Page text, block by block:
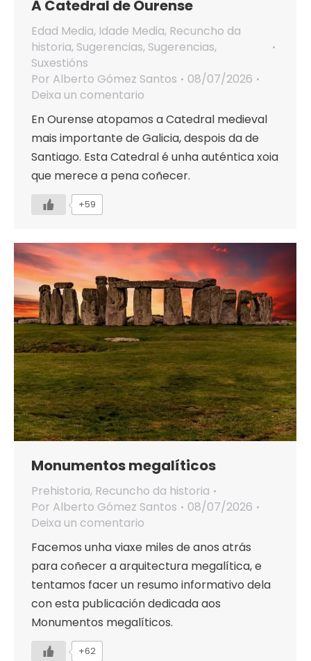
A Catedral de Ourense
Edad Media, Idade Media, Recuncho da
historia, Sugerencias, Sugerencias,
Suxestións
Por Alberto Gómez Santos
08/07/2026
Deixa un comentario
En Ourense atopamos a Catedral medieval
mais importante de Galicia, despois da de
Santiago. Esta Catedral é unha auténtica xoia
que merece a pena coñecer.
+59
Monumentos megalíticos
Prehistoria, Recuncho da historia
Por Alberto Gómez Santos
08/07/2026
Deixa un comentario
Facemos unha viaxe miles de anos atrás
para coñecer a arquitectura megalítica, e
tentamos facer un resumo informativo dela
con esta publicación dedicada aos
Monumentos megalíticos.
+62